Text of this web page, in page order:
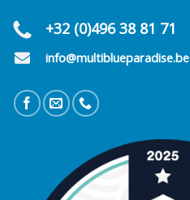
+32 (0)496 38 81 71
info@multiblueparadise.be